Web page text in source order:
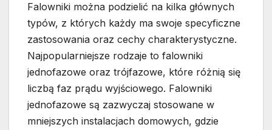
Falowniki można podzielić na kilka głównych
typów, z których każdy ma swoje specyficzne
zastosowania oraz cechy charakterystyczne.
Najpopularniejsze rodzaje to falowniki
jednofazowe oraz trójfazowe, które różnią się
liczbą faz prądu wyjściowego. Falowniki
jednofazowe są zazwyczaj stosowane w
mniejszych instalacjach domowych, gdzie